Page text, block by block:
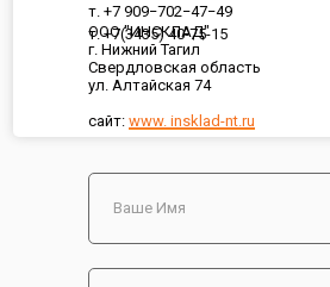
ООО "ИНСКЛАД"
г. Нижний Тагил
Свердловская область
ул. Алтайская 74
сайт: www. insklad-nt.ru
т. +7 909−702−47−49
т. +7(3435) 40-75-15